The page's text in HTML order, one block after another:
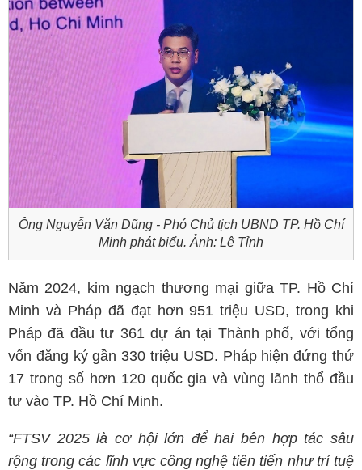
Ông Nguyễn Văn Dũng - Phó Chủ tịch UBND TP. Hồ Chí
Minh phát biểu. Ảnh: Lê Tỉnh
Năm 2024, kim ngạch thương mại giữa TP. Hồ Chí
Minh và Pháp đã đạt hơn 951 triệu USD, trong khi
Pháp đã đầu tư 361 dự án tại Thành phố, với tổng
vốn đăng ký gần 330 triệu USD. Pháp hiện đứng thứ
17 trong số hơn 120 quốc gia và vùng lãnh thổ đầu
tư vào TP. Hồ Chí Minh.
“FTSV 2025 là cơ hội lớn để hai bên hợp tác sâu
rộng trong các lĩnh vực công nghệ tiên tiến như trí tuệ